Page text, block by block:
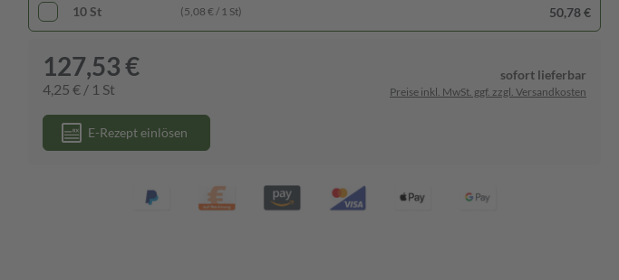
10 St (5,08 € / 1 St) 50,78 €
127,53 €
4,25 € / 1 St
sofort lieferbar
Preise inkl. MwSt. ggf. zzgl. Versandkosten
E-Rezept einlösen